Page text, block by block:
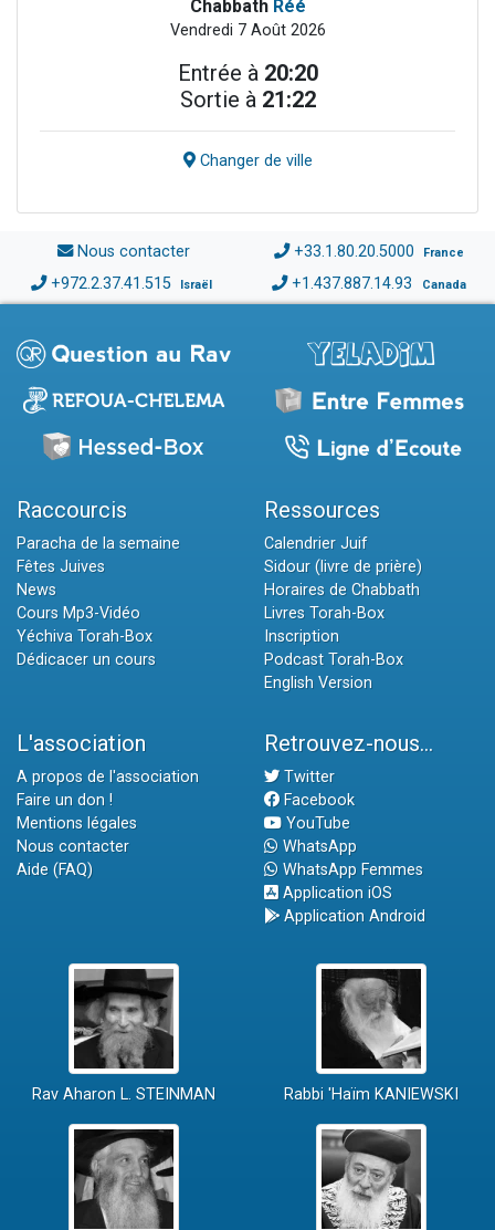
Chabbath Réé
Vendredi 7 Août 2026
Entrée à 20:20
Sortie à 21:22
Changer de ville
Nous contacter +33.1.80.20.5000 France
+972.2.37.41.515 Israël +1.437.887.14.93 Canada
Raccourcis
Paracha de la semaine
Fêtes Juives
News
Cours Mp3-Vidéo
Yéchiva Torah-Box
Dédicacer un cours
Ressources
Calendrier Juif
Sidour (livre de prière)
Horaires de Chabbath
Livres Torah-Box
Inscription
Podcast Torah-Box
English Version
L'association
A propos de l'association
Faire un don !
Mentions légales
Nous contacter
Aide (FAQ)
Retrouvez-nous...
Twitter
Facebook
YouTube
WhatsApp
WhatsApp Femmes
Application iOS
Application Android
Rav Aharon L. STEINMAN Rabbi 'Haïm KANIEWSKI